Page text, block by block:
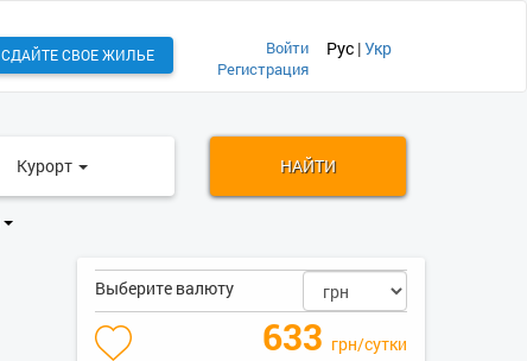
СДАЙТЕ СВОЕ ЖИЛЬЕ
Войти
Регистрация
Рус |Укр
Курорт НАЙТИ
Выберите валюту
633 грн/сутки